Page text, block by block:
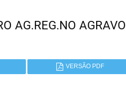
AG.REG.NO AGRAVO
VERSÃO PDF